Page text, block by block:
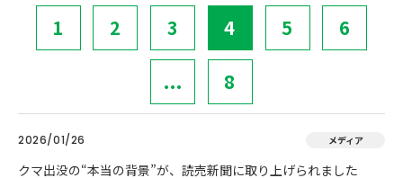
1 2 3 4 5 6
... 8
2026/01/26 メディア
クマ出没の“本当の背景”が、読売新聞に取り上げられました